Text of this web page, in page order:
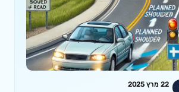
22 מרץ 2025